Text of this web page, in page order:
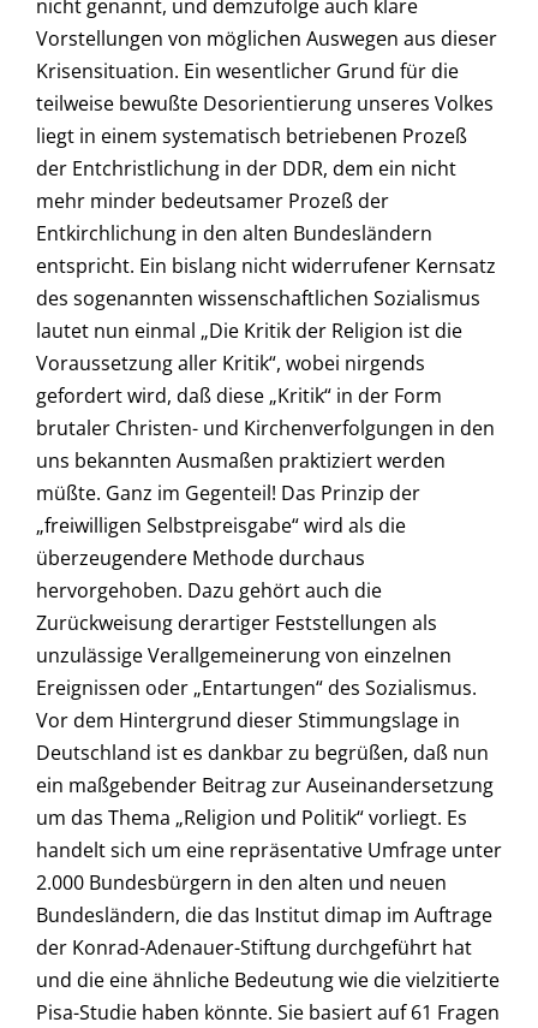
nicht genannt, und demzufolge auch klare
Vorstellungen von möglichen Auswegen aus dieser
Krisensituation. Ein wesentlicher Grund für die
teilweise bewußte Desorientierung unseres Volkes
liegt in einem systematisch betriebenen Prozeß
der Entchristlichung in der DDR, dem ein nicht
mehr minder bedeutsamer Prozeß der
Entkirchlichung in den alten Bundesländern
entspricht. Ein bislang nicht widerrufener Kernsatz
des sogenannten wissenschaftlichen Sozialismus
lautet nun einmal „Die Kritik der Religion ist die
Voraussetzung aller Kritik“, wobei nirgends
gefordert wird, daß diese „Kritik“ in der Form
brutaler Christen- und Kirchenverfolgungen in den
uns bekannten Ausmaßen praktiziert werden
müßte. Ganz im Gegenteil! Das Prinzip der
„freiwilligen Selbstpreisgabe“ wird als die
überzeugendere Methode durchaus
hervorgehoben. Dazu gehört auch die
Zurückweisung derartiger Feststellungen als
unzulässige Verallgemeinerung von einzelnen
Ereignissen oder „Entartungen“ des Sozialismus.
Vor dem Hintergrund dieser Stimmungslage in
Deutschland ist es dankbar zu begrüßen, daß nun
ein maßgebender Beitrag zur Auseinandersetzung
um das Thema „Religion und Politik“ vorliegt. Es
handelt sich um eine repräsentative Umfrage unter
2.000 Bundesbürgern in den alten und neuen
Bundesländern, die das Institut dimap im Auftrage
der Konrad-Adenauer-Stiftung durchgeführt hat
und die eine ähnliche Bedeutung wie die vielzitierte
Pisa-Studie haben könnte. Sie basiert auf 61 Fragen